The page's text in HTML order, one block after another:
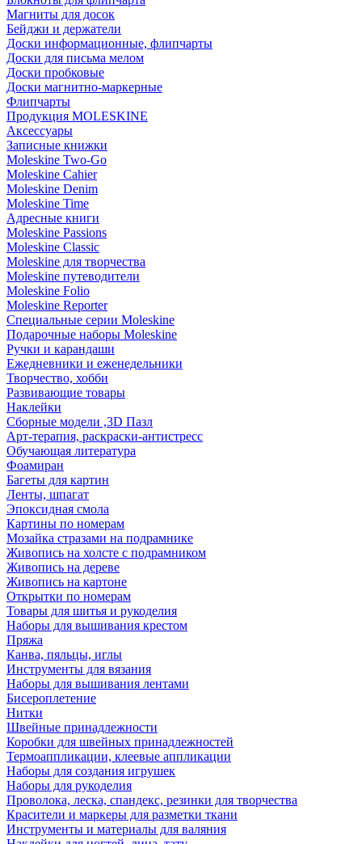
Магниты для досок
Бейджи и держатели
Доски информационные, флипчарты
Доски для письма мелом
Доски пробковые
Доски магнитно-маркерные
Флипчарты
Продукция MOLESKINE
Аксессуары
Записные книжки
Moleskine Two-Go
Moleskine Cahier
Moleskine Denim
Moleskine Time
Адресные книги
Moleskine Passions
Moleskine Classic
Moleskine для творчества
Moleskine путеводители
Moleskine Folio
Moleskine Reporter
Специальные серии Moleskine
Подарочные наборы Moleskine
Ручки и карандаши
Ежедневники и еженедельники
Творчество, хобби
Развивающие товары
Наклейки
Сборные модели ,3D Пазл
Арт-терапия, раскраски-антистресс
Обучающая литература
Фоамиран
Багеты для картин
Ленты, шпагат
Эпоксидная смола
Картины по номерам
Мозайка стразами на подрамнике
Живопись на холсте с подрамником
Живопись на дереве
Живопись на картоне
Открытки по номерам
Товары для шитья и рукоделия
Наборы для вышивания крестом
Пряжа
Канва, пяльцы, иглы
Инструменты для вязания
Наборы для вышивания лентами
Бисероплетение
Нитки
Швейные принадлежности
Коробки для швейных принадлежностей
Термоаппликации, клеевые аппликации
Наборы для создания игрушек
Наборы для рукоделия
Проволока, леска, спандекс, резинки для творчества
Красители и маркеры для разметки ткани
Инструменты и материалы для валяния